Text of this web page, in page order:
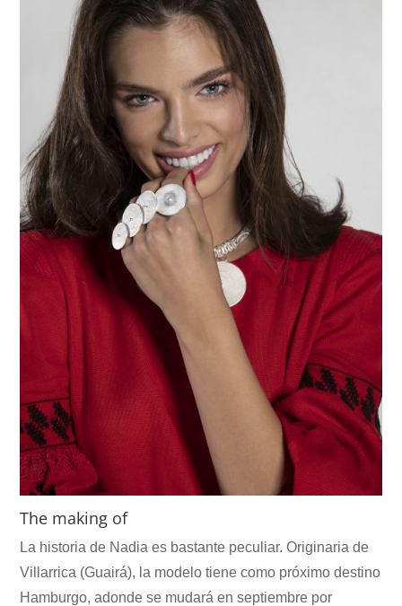
The making of
La historia de Nadia es bastante peculiar. Originaria de
Villarrica (Guairá), la modelo tiene como próximo destino
Hamburgo, adonde se mudará en septiembre por